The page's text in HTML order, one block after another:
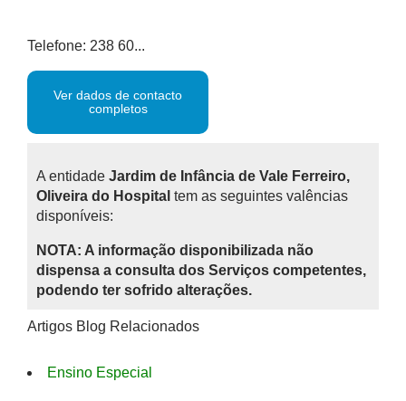
Telefone: 238 60...
Ver dados de contacto
completos
A entidade Jardim de Infância de Vale Ferreiro,
Oliveira do Hospital tem as seguintes valências
disponíveis:
NOTA: A informação disponibilizada não
dispensa a consulta dos Serviços competentes,
podendo ter sofrido alterações.
Artigos Blog Relacionados
Ensino Especial